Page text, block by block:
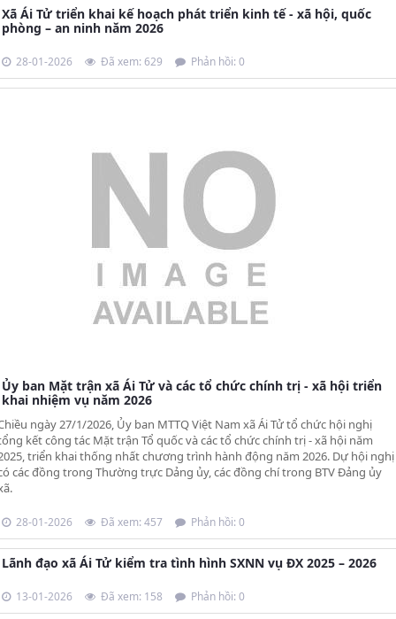
Xã Ái Tử triển khai kế hoạch phát triển kinh tế - xã hội, quốc
phòng – an ninh năm 2026
28-01-2026 Đã xem: 629 Phản hồi: 0
Ủy ban Mặt trận xã Ái Tử và các tổ chức chính trị - xã hội triển
khai nhiệm vụ năm 2026
ngày 27/1/2026, Ủy ban MTTQ Việt Nam xã Ái Tử tổ chức hội nghị
kết công tác Mặt trận Tổ quốc và các tổ chức chính trị - xã hội năm
triển khai thống nhất chương trình hành động năm 2026. Dự hội nghị
các đồng trong Thường trực Dảng ủy, các đồng chí trong BTV Đảng ủy
28-01-2026 Đã xem: 457 Phản hồi: 0
Lãnh đạo xã Ái Tử kiểm tra tình hình SXNN vụ ĐX 2025 – 2026
13-01-2026 Đã xem: 158 Phản hồi: 0